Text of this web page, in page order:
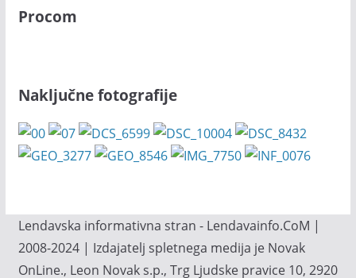
Procom
Naključne fotografije
Lendavska informativna stran - Lendavainfo.CoM |
2008-2024 | Izdajatelj spletnega medija je Novak
OnLine., Leon Novak s.p., Trg Ljudske pravice 10, 2920